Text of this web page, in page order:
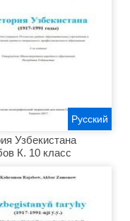
Узбекистана
К. 10 класс
Русский